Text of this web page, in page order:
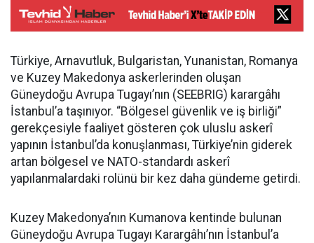
Türkiye, Arnavutluk, Bulgaristan, Yunanistan, Romanya
ve Kuzey Makedonya askerlerinden oluşan
Güneydoğu Avrupa Tugayı’nın (SEEBRIG) karargâhı
İstanbul’a taşınıyor. “Bölgesel güvenlik ve iş birliği”
gerekçesiyle faaliyet gösteren çok uluslu askerî
yapının İstanbul’da konuşlanması, Türkiye’nin giderek
artan bölgesel ve NATO-standardı askerî
yapılanmalardaki rolünü bir kez daha gündeme getirdi.
Kuzey Makedonya’nın Kumanova kentinde bulunan
Güneydoğu Avrupa Tugayı Karargâhı’nın İstanbul’a